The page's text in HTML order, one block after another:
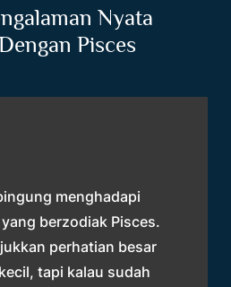
Nyata
Pisces
menghadapi
berzodiak Pisces.
perhatian besar
tapi kalau sudah